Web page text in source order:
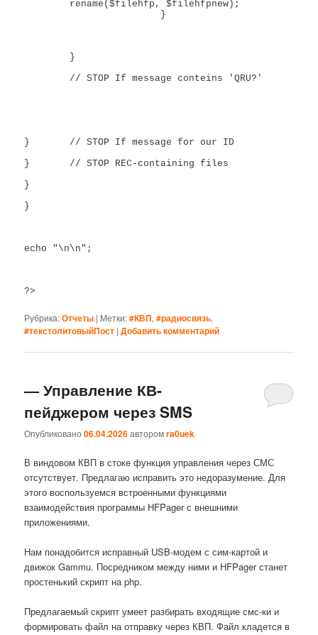
} 	// STOP If message for our ID
} 	// STOP REC-containing files
}
}
echo "\n\n";
?>
Рубрика:Отчеты | Метки:#КВП,#радиосвязь,
#текстолитовыйПост |Добавить комментарий
— Управление КВ-
пейджером через SMS
Опубликовано06.04.2026авторомra0uek
В виндовом КВП в стоке функция управления через СМС
отсутствует. Предлагаю исправить это недоразумение. Для
этого воспользуемся встроенными функциями
взаимодействия программы HFPager с внешними
приложениями.
Нам понадобится исправный USB-модем с сим-картой и
движок Gammu. Посредником между ними и HFPager станет
простенький скрипт на php.
Предлагаемый скрипт умеет разбирать входящие смс-ки и
формировать файл на отправку через КВП. Файл кладется в